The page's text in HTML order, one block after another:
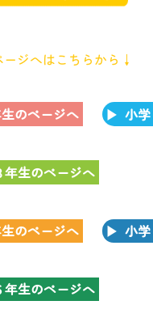
ジへはこちらから↓
のページへ 小
年生のページへ
のページへ 小
年生のページへ